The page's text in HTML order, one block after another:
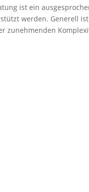
ist ein
werden. Generell
zunehmenden